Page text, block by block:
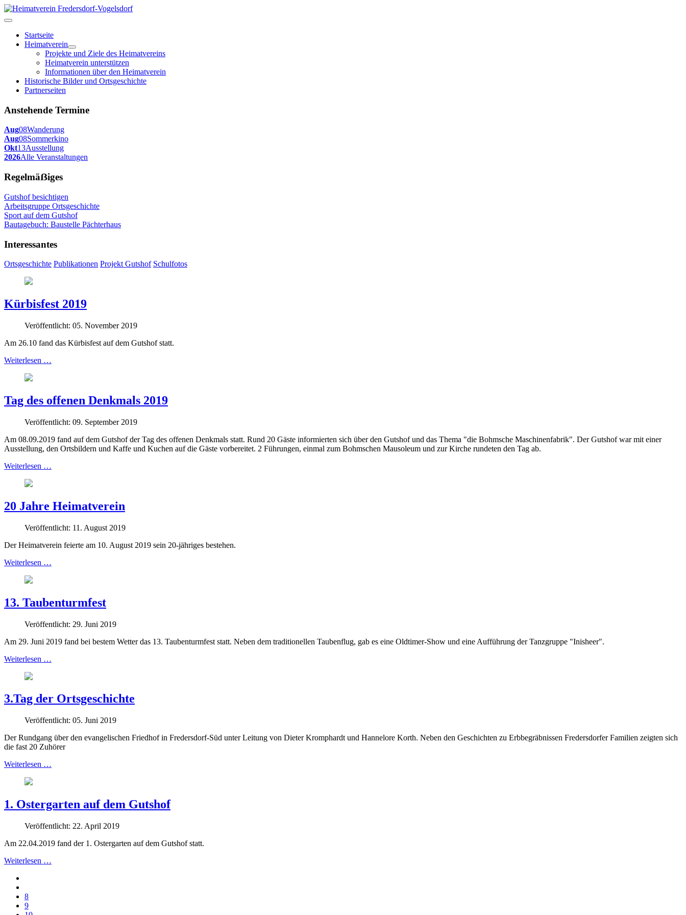
Startseite
Heimatverein
Projekte und Ziele des Heimatvereins
Heimatverein unterstützen
Informationen über den Heimatverein
Historische Bilder und Ortsgeschichte
Partnerseiten
Anstehende Termine
Aug08Wanderung
Aug08Sommerkino
Okt13Ausstellung
2026Alle Veranstaltungen
Regelmäẞiges
Gutshof besichtigen
Arbeitsgruppe Ortsgeschichte
Sport auf dem Gutshof
Bautagebuch: Baustelle Pächterhaus
Interessantes
Ortsgeschichte Publikationen Projekt Gutshof Schulfotos
Kürbisfest 2019
Veröffentlicht: 05. November 2019
Am 26.10 fand das Kürbisfest auf dem Gutshof statt.
Weiterlesen …
Tag des offenen Denkmals 2019
Veröffentlicht: 09. September 2019
Am 08.09.2019 fand auf dem Gutshof der Tag des offenen Denkmals statt. Rund 20 Gäste informierten sich über den Gutshof und das Thema "die Bohmsche Maschinenfabrik". Der Gutshof war mit einer
Ausstellung, den Ortsbildern und Kaffe und Kuchen auf die Gäste vorbereitet. 2 Führungen, einmal zum Bohmschen Mausoleum und zur Kirche rundeten den Tag ab.
Weiterlesen …
20 Jahre Heimatverein
Veröffentlicht: 11. August 2019
Der Heimatverein feierte am 10. August 2019 sein 20-jähriges bestehen.
Weiterlesen …
13. Taubenturmfest
Veröffentlicht: 29. Juni 2019
Am 29. Juni 2019 fand bei bestem Wetter das 13. Taubenturmfest statt. Neben dem traditionellen Taubenflug, gab es eine Oldtimer-Show und eine Aufführung der Tanzgruppe "Inisheer".
Weiterlesen …
3.Tag der Ortsgeschichte
Veröffentlicht: 05. Juni 2019
Der Rundgang über den evangelischen Friedhof in Fredersdorf-Süd unter Leitung von Dieter Kromphardt und Hannelore Korth. Neben den Geschichten zu Erbbegräbnissen Fredersdorfer Familien zeigten sich
die fast 20 Zuhörer
Weiterlesen …
1. Ostergarten auf dem Gutshof
Veröffentlicht: 22. April 2019
Am 22.04.2019 fand der 1. Ostergarten auf dem Gutshof statt.
Weiterlesen …
8
9